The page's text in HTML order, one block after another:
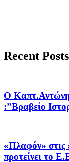
Recent Posts
Ο
:”Βραβείο
«Πλαφόν» στις
προτείνει το